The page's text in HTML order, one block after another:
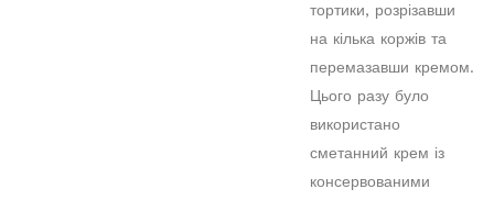
тортики, розрізавши
на кілька коржів та
перемазавши кремом.
Цього разу було
використано
сметанний крем із
консервованими